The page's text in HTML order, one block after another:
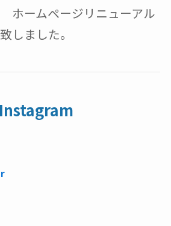
ホームページリニューアル
致しました。
Instagram